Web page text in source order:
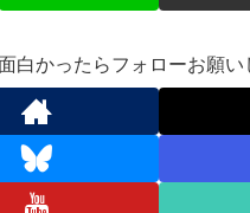
白かったらフォローお願い